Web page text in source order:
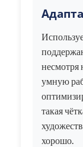
несмотря
умную
такая
хорошо.